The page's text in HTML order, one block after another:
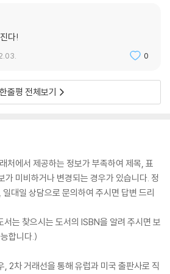
다!
0
한줄평 전체보기
처에서 제공하는 정보가 부족하여 제목, 표
가 미비하거나 변경되는 경우가 있습니다. 정
대일 상담으로 문의하여 주시면 답변 드리
서는 찾으시는 도서의 ISBN을 알려 주시면 보
합니다.)
2차 거래선을 통해 유럽과 미국 출판사로 직